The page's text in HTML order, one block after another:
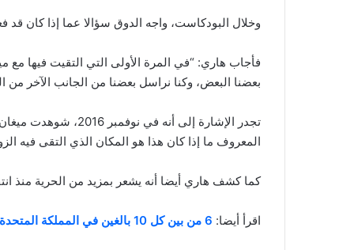
وخلال البودكاست، واجه الدوق سؤالا عما إذا كان قد
فأجاب هاري: “في المرة الأولى التي التقيت فيها مع
بعضنا البعض، وكنا نراسل بعضنا من الجانب الآخر من
المعروف ما إذا كان هذا هو المكان الذي التقى فيه
كما كشف هاري أيضا أنه يشعر بمزيد من الحرية منذ
اقرأ أيضا: 6 من بين كل 10 بالغين في المملكة المتحدة لديهم أجسام مضادة لكورونا